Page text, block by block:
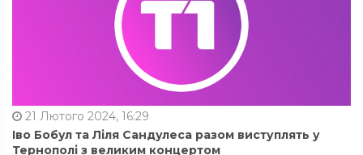
21 Лютого 2024, 16:29
Іво Бобул та Ліля Сандулеса разом виступлять у
Тернополі з великим концертом